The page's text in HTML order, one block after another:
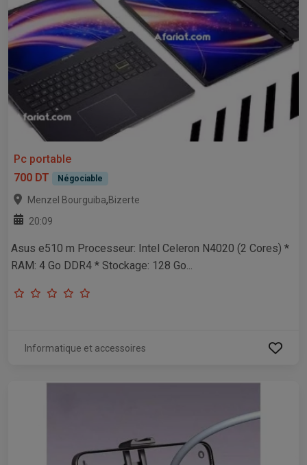
Pc portable
700 DT
Négociable
Menzel Bourguiba,Bizerte
20:09
Asus e510 m Processeur: Intel Celeron N4020 (2 Cores) *
RAM: 4 Go DDR4 * Stockage: 128 Go...
Informatique et accessoires